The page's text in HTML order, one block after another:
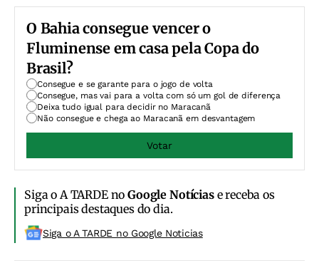
O Bahia consegue vencer o
Fluminense em casa pela Copa do
Brasil?
Consegue e se garante para o jogo de volta
Consegue, mas vai para a volta com só um gol de diferença
Deixa tudo igual para decidir no Maracanã
Não consegue e chega ao Maracanã em desvantagem
Votar
Siga o A TARDE noGoogle Notíciase receba os
principais destaques do dia.
Siga o A TARDE no Google Noticias